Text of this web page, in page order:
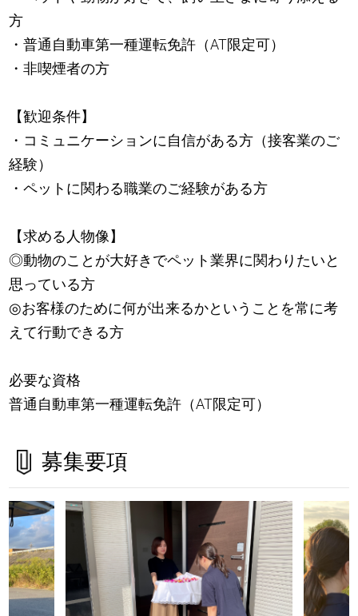
方
・普通自動車第一種運転免許（AT限定可）
・非喫煙者の方
【歓迎条件】
・コミュニケーションに自信がある方（接客業のご
経験）
・ペットに関わる職業のご経験がある方
【求める人物像】
◎動物のことが大好きでペット業界に関わりたいと
思っている方
◎お客様のために何が出来るかということを常に考
えて行動できる方
必要な資格
普通自動車第一種運転免許（AT限定可）
募集要項